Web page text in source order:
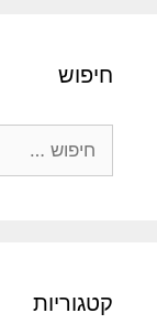
חיפוש
קטגוריות